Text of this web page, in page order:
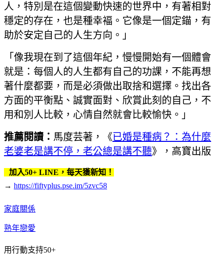
人，特別是在這個變動快速的世界中，有著相對
穩定的存在，也是種幸褔。它像是一個定錨，有
助於安定自己的人生方向。」
「像我現在到了這個年紀，慢慢開始有一個體會
就是：每個人的人生都有自己的功課，不能再想
著什麼都要，而是必須做出取捨和選擇。找出各
方面的平衡點、誠實面對、欣賞此刻的自己，不
用和別人比較，心情自然就會比較愉快。」
推薦閱讀： 馬度芸著，《已婚是種病？：為什麼
老婆老是講不停，老公總是講不聽》，高寶出版
加入50+ LINE，每天獲新知！
→ https://fiftyplus.pse.im/5zvc58
家庭關係
熟年戀愛
用行動支持50+